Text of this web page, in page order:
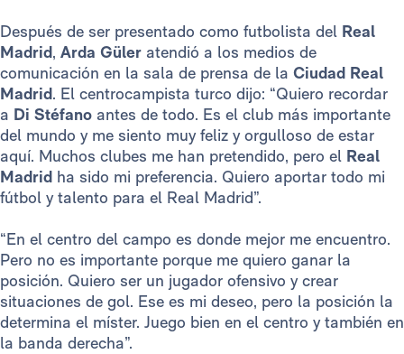
Después de ser presentado como futbolista del Real
Madrid, Arda Güler atendió a los medios de
comunicación en la sala de prensa de la Ciudad Real
Madrid. El centrocampista turco dijo: “Quiero recordar
a Di Stéfano antes de todo. Es el club más importante
del mundo y me siento muy feliz y orgulloso de estar
aquí. Muchos clubes me han pretendido, pero el Real
Madrid ha sido mi preferencia. Quiero aportar todo mi
fútbol y talento para el Real Madrid”.
“En el centro del campo es donde mejor me encuentro.
Pero no es importante porque me quiero ganar la
posición. Quiero ser un jugador ofensivo y crear
situaciones de gol. Ese es mi deseo, pero la posición la
determina el míster. Juego bien en el centro y también en
la banda derecha”.